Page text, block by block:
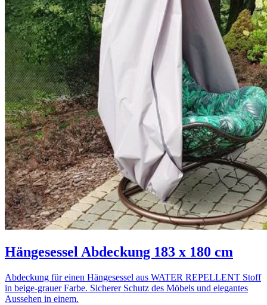
Hängesessel Abdeckung 183 x 180 cm
Abdeckung für einen Hängesessel aus WATER REPELLENT Stoff
in beige-grauer Farbe. Sicherer Schutz des Möbels und elegantes
Aussehen in einem.